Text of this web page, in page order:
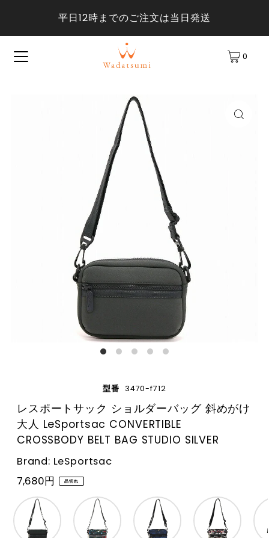
平日12時までのご注文は当日発送
0
型番 3470-f712
レスポートサック ショルダーバッグ 斜めがけ
大人 LeSportsac CONVERTIBLE
CROSSBODY BELT BAG STUDIO SILVER
Brand: LeSportsac
7,680円 品切れ